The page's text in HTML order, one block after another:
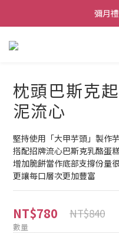
彌月
彌月
新品上架｜
枕頭巴斯克
泥流心
堅持使用「大甲芋頭」製作
搭配招牌流心巴斯克乳酪蛋
增加脆餅當作底部支撐份量
更讓每口層次更加豐富
NT$780 NT$840
數量